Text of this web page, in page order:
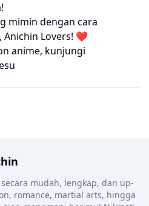
mimin dengan cara
Anichin Lovers! ❤️
anime, kunjungi
mudah, lengkap, dan up-
romance, martial arts, hingga